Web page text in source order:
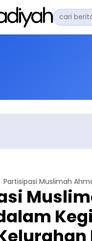
Pencarian
untuk: